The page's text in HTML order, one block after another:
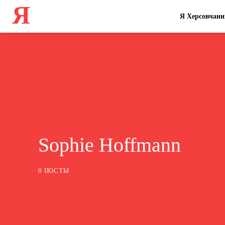
Я Я
Sophie Hoffmann
0 ПОСТЫ